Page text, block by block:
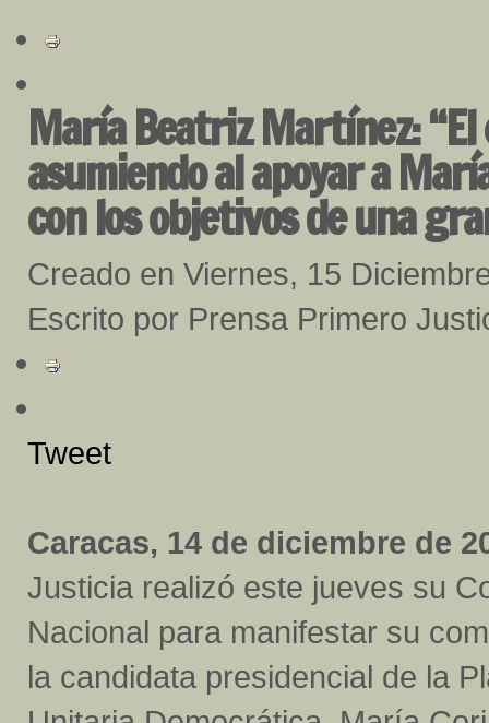
María Beatriz Martínez:
asumiendo al apoyar a
con los objetivos de una
Creado en Viernes, 15
Escrito por Prensa Primero
Tweet
Caracas, 14 de diciembre de
Justicia realizó este jueves su
Nacional para manifestar su
la candidata presidencial de la